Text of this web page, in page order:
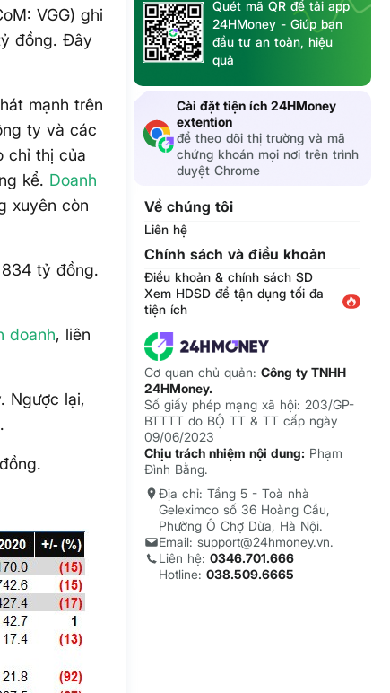
VGG) ghi
đồng. Đây
mạnh trên
ty và các
chỉ thị của
kể. Doanh
xuyên còn
tỷ đồng.
doanh, liên
Ngược lại,
Quét mã QR để tải app
24HMoney - Giúp bạn
đầu tư an toàn, hiệu
quả
Cài đặt tiện ích 24HMoney
extention
để theo dõi thị trường và mã
chứng khoán mọi nơi trên trình
duyệt Chrome
Về chúng tôi
Liên hệ
Chính sách và điều khoản
Điều khoản & chính sách SD
Xem HDSD để tận dụng tối đa
tiện ích
Cơ quan chủ quản:Công ty TNHH
24HMoney.
Số giấy phép mạng xã hội: 203/GP-
BTTTT do BỘ TT & TT cấp ngày
09/06/2023
Chịu trách nhiệm nội dung: Phạm
Đình Bằng.
Địa chỉ: Tầng 5 - Toà nhà
Geleximco số 36 Hoàng Cầu,
Phường Ô Chợ Dừa, Hà Nội.
Email: support@24hmoney.vn.
Liên hệ:0346.701.666
Hotline:038.509.6665